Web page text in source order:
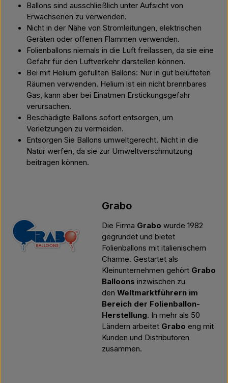
Ballons sind ausschließlich unter Aufsicht von
Erwachsenen zu verwenden.
Nicht in der Nähe von Stromleitungen, elektrischen
Geräten oder offenen Flammen verwenden.
Folienballons niemals in die Luft freilassen, da sie eine
Gefahr für den Luftverkehr darstellen können.
Bei mit Helium gefüllten Ballons: Nur in gut belüfteten
Räumen verwenden. Helium ist ein nicht brennbares
Gas, kann aber bei Einatmen Erstickungsgefahr
verursachen.
Beschädigte Ballons sofort entsorgen, um
Verletzungen zu vermeiden.
Entsorgen Sie Ballons umweltgerecht. Nicht in die
Natur werfen, da sie zur Umweltverschmutzung
beitragen können.
Grabo
Die Firma Grabo wurde 1982
gegründet und bietet
Folienballons mit italienischem
Charme. Gestartet als
Kleinunternehmen gehört Grabo
Balloons inzwischen zu
den Weltmarktführern im
Bereich der Folienballon-
Herstellung. In mehr als 50
Ländern arbeitet Grabo eng mit
Kunden und Distributoren
zusammen.